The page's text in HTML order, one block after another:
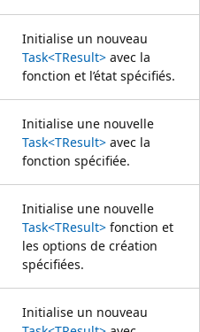
Initialise un nouveau
Task<TResult> avec la
fonction et l’état spécifiés.
Initialise une nouvelle
Task<TResult> avec la
fonction spécifiée.
Initialise une nouvelle
Task<TResult> fonction et
les options de création
spécifiées.
Initialise un nouveau